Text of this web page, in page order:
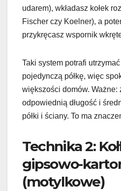
udarem), wkładasz kołek
Fischer czy Koelner), a
przykręcasz wspornik
Taki system potrafi
pojedynczą półkę, więc
większości domów. Ważne:
odpowiednią długość i
półki i ściany. To ma
Technika 2:
gipsowo-
(motylkowe)